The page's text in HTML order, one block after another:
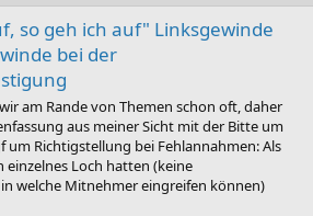
so geh ich auf" Linksgewinde
bei der
am Rande von Themen schon oft, daher
aus meiner Sicht mit der Bitte um
um Richtigstellung bei Fehlannahmen: Als
einzelnes Loch hatten (keine
welche Mitnehmer eingreifen können)